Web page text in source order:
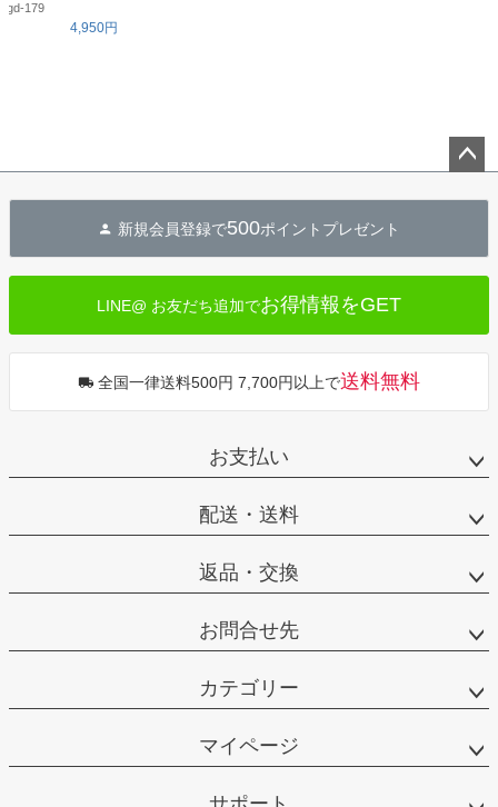
gd-179
4,950円
へ
新規会員登録で500ポイントプレゼント
LINE@ お友だち追加でお得情報をGET
全国一律送料500円 7,700円以上で送料無料
お支払い
配送・送料
返品・交換
お問合せ先
カテゴリー
マイページ